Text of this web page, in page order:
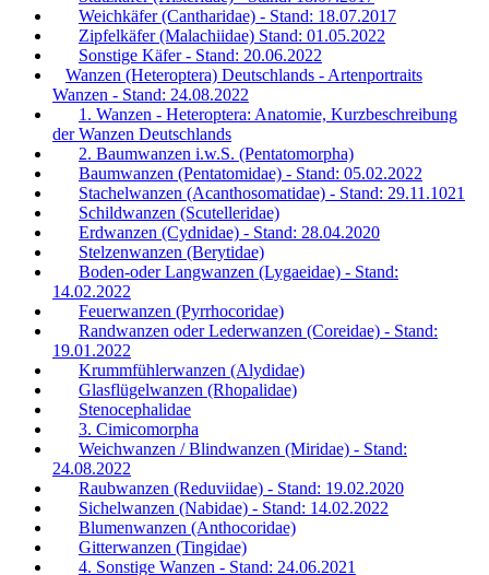
Weichkäfer (Cantharidae) - Stand: 18.07.2017
Zipfelkäfer (Malachiidae) Stand: 01.05.2022
Sonstige Käfer - Stand: 20.06.2022
Wanzen (Heteroptera) Deutschlands - Artenportraits
Wanzen - Stand: 24.08.2022
1. Wanzen - Heteroptera: Anatomie, Kurzbeschreibung
der Wanzen Deutschlands
2. Baumwanzen i.w.S. (Pentatomorpha)
Baumwanzen (Pentatomidae) - Stand: 05.02.2022
Stachelwanzen (Acanthosomatidae) - Stand: 29.11.1021
Schildwanzen (Scutelleridae)
Erdwanzen (Cydnidae) - Stand: 28.04.2020
Stelzenwanzen (Berytidae)
Boden-oder Langwanzen (Lygaeidae) - Stand:
14.02.2022
Feuerwanzen (Pyrrhocoridae)
Randwanzen oder Lederwanzen (Coreidae) - Stand:
19.01.2022
Krummfühlerwanzen (Alydidae)
Glasflügelwanzen (Rhopalidae)
Stenocephalidae
3. Cimicomorpha
Weichwanzen / Blindwanzen (Miridae) - Stand:
24.08.2022
Raubwanzen (Reduviidae) - Stand: 19.02.2020
Sichelwanzen (Nabidae) - Stand: 14.02.2022
Blumenwanzen (Anthocoridae)
Gitterwanzen (Tingidae)
4. Sonstige Wanzen - Stand: 24.06.2021